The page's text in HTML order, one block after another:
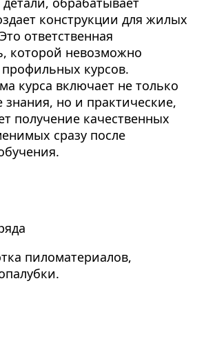
конструкции для жилых
ответственная
которой невозможно
профильных курсов.
курса включает не только
знания, но и практические,
получение качественных
сразу после
пиломатериалов,